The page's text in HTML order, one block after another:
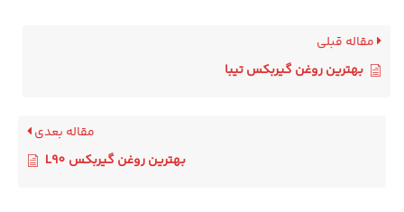
قبلی
بهترین روغن گیربکس تیبا
مقاله بعدی
بهترین روغن گیربکس L90